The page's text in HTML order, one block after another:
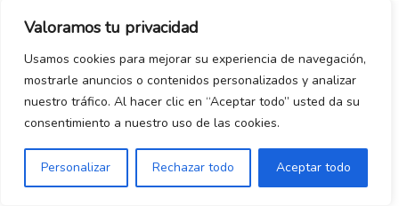
Valoramos tu privacidad
Usamos cookies para mejorar su experiencia de navegación,
mostrarle anuncios o contenidos personalizados y analizar
nuestro tráfico. Al hacer clic en “Aceptar todo” usted da su
consentimiento a nuestro uso de las cookies.
Personalizar Rechazar todo Aceptar todo